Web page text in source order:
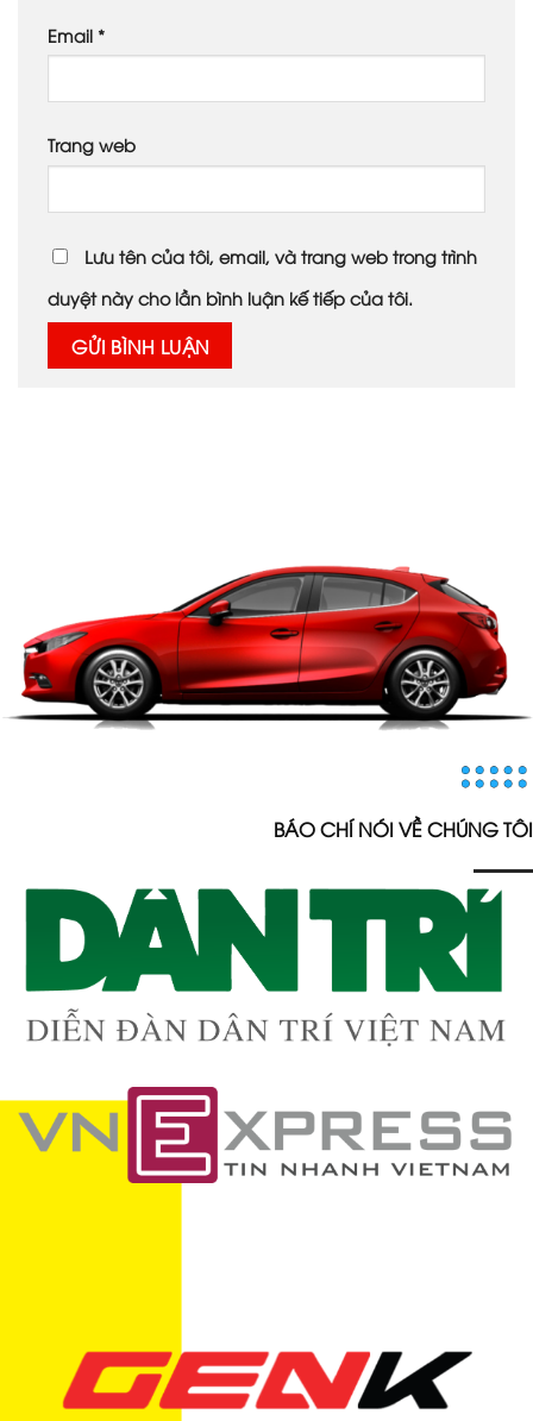
Email *
Trang web
Lưu tên của tôi, email, và trang web trong trình
duyệt này cho lần bình luận kế tiếp của tôi.
BÁO CHÍ NÓI VỀ CHÚNG TÔI